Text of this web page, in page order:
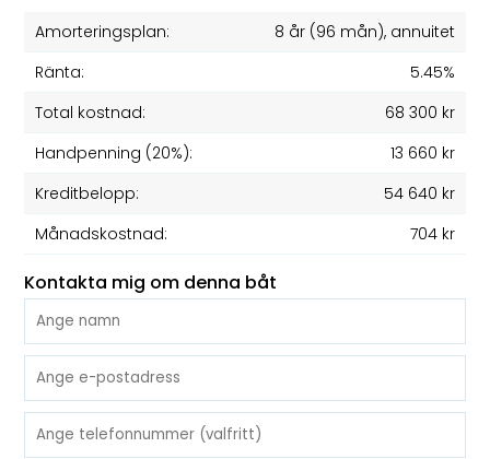
Amorteringsplan: 8 år(96 mån), annuitet
Ränta:
5.45%
Total kostnad:
68 300 kr
Handpenning (20%):
13 660 kr
Kreditbelopp:
54 640 kr
Månadskostnad:
704 kr
Kontakta mig om denna båt